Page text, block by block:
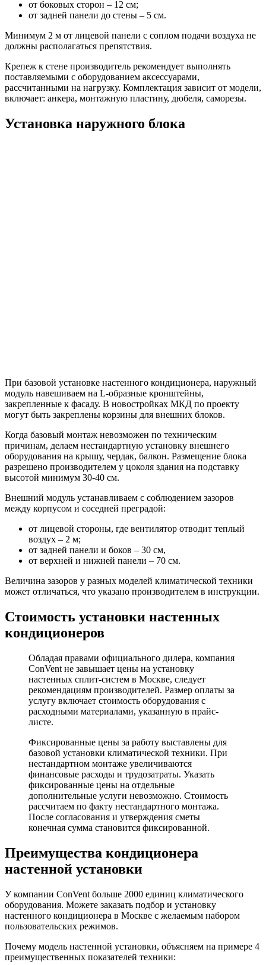
от боковых сторон – 12 см;
от задней панели до стены – 5 см.
Минимум 2 м от лицевой панели с соплом подачи воздуха не
должны располагаться препятствия.
Крепеж к стене производитель рекомендует выполнять
поставляемыми с оборудованием аксессуарами,
рассчитанными на нагрузку. Комплектация зависит от модели,
включает: анкера, монтажную пластину, дюбеля, саморезы.
Установка наружного блока
При базовой установке настенного кондиционера, наружный
модуль навешиваем на L-образные кронштейны,
закрепленные к фасаду. В новостройках МКД по проекту
могут быть закреплены корзины для внешних блоков.
Когда базовый монтаж невозможен по техническим
причинам, делаем нестандартную установку внешнего
оборудования на крышу, чердак, балкон. Размещение блока
разрешено производителем у цоколя здания на подставку
высотой минимум 30-40 см.
Внешний модуль устанавливаем с соблюдением зазоров
между корпусом и соседней преградой:
от лицевой стороны, где вентилятор отводит теплый
воздух – 2 м;
от задней панели и боков – 30 см,
от верхней и нижней панели – 70 см.
Величина зазоров у разных моделей климатической техники
может отличаться, что указано производителем в инструкции.
Стоимость установки настенных
кондиционеров
Обладая правами официального дилера, компания
ConVent не завышает цены на установку
настенных сплит-систем в Москве, следует
рекомендациям производителей. Размер оплаты за
услугу включает стоимость оборудования с
расходными материалами, указанную в прайс-
листе.
Фиксированные цены за работу выставлены для
базовой установки климатической техники. При
нестандартном монтаже увеличиваются
финансовые расходы и трудозатраты. Указать
фиксированные цены на отдельные
дополнительные услуги невозможно. Стоимость
рассчитаем по факту нестандартного монтажа.
После согласования и утверждения сметы
конечная сумма становится фиксированной.
Преимущества кондиционера
настенной установки
У компании ConVent больше 2000 единиц климатического
оборудования. Можете заказать подбор и установку
настенного кондиционера в Москве с желаемым набором
пользовательских режимов.
Почему модель настенной установки, объясняем на примере 4
преимущественных показателей техники: